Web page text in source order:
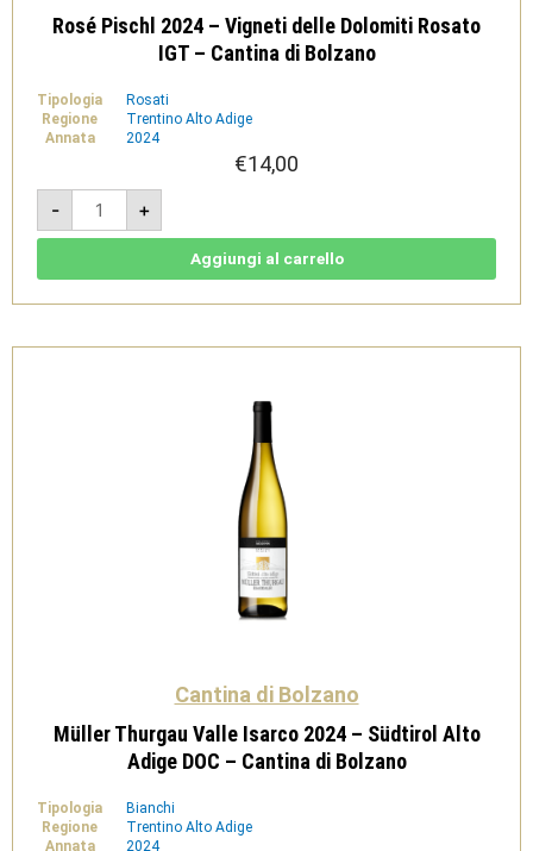
Rosé Pischl 2024 – Vigneti delle Dolomiti Rosato
IGT – Cantina di Bolzano
Tipologia
Rosati
Regione
Trentino Alto Adige
Annata
2024
€14,00
-
Rosé
Pischl
2024
-
Rosato
Cantina
+
Aggiungi al carrello
Cantina di Bolzano
Müller Thurgau Valle Isarco 2024 – Südtirol Alto
Adige DOC – Cantina di Bolzano
Tipologia
Bianchi
Regione
Trentino Alto Adige
Annata
2024